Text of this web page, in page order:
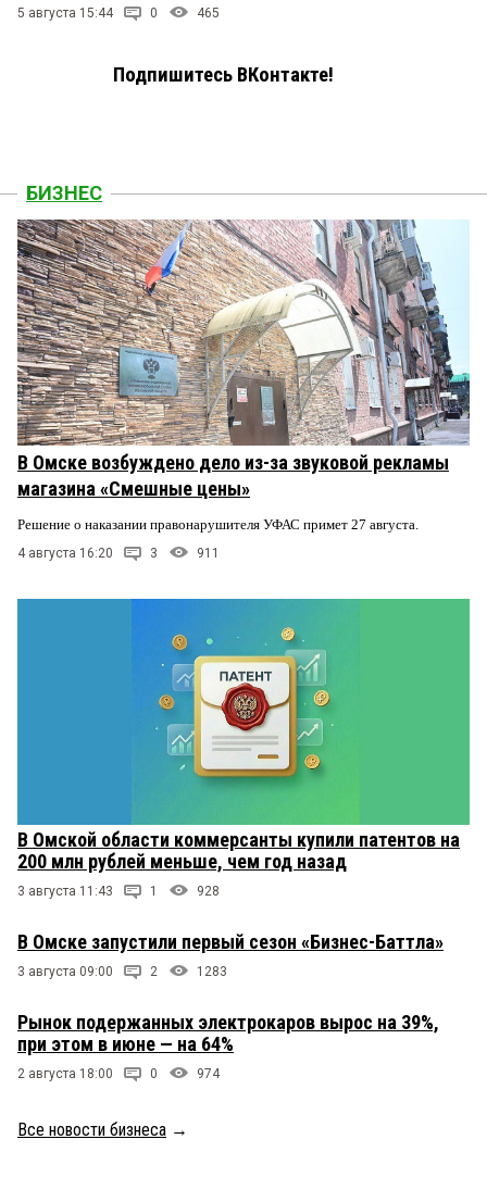
5 августа 15:44 0 465
Подпишитесь ВКонтакте!
БИЗНЕС
В Омске возбуждено дело из-за звуковой рекламы
магазина «Смешные цены»
Решение о наказании правонарушителя УФАС примет 27 августа.
4 августа 16:20 3 911
В Омской области коммерсанты купили патентов на
200 млн рублей меньше, чем год назад
3 августа 11:43 1 928
В Омске запустили первый сезон «Бизнес-Баттла»
3 августа 09:00 2 1283
Рынок подержанных электрокаров вырос на 39%,
при этом в июне — на 64%
2 августа 18:00 0 974
Все новости бизнеса →